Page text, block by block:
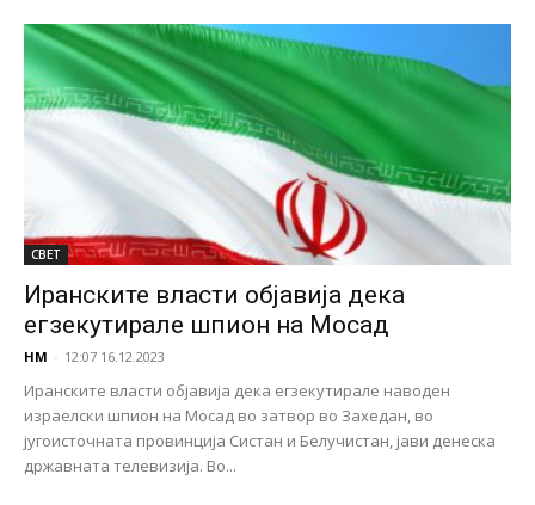
СВЕТ
Иранските власти објавија дека
егзекутирале шпион на Мосад
НМ - 12:07 16.12.2023
Иранските власти објавија дека егзекутирале наводен
израелски шпион на Мосад во затвор во Захедан, во
југоисточната провинција Систан и Белучистан, јави денеска
државната телевизија. Во...